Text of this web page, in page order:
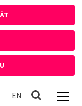
EN In English
Haku